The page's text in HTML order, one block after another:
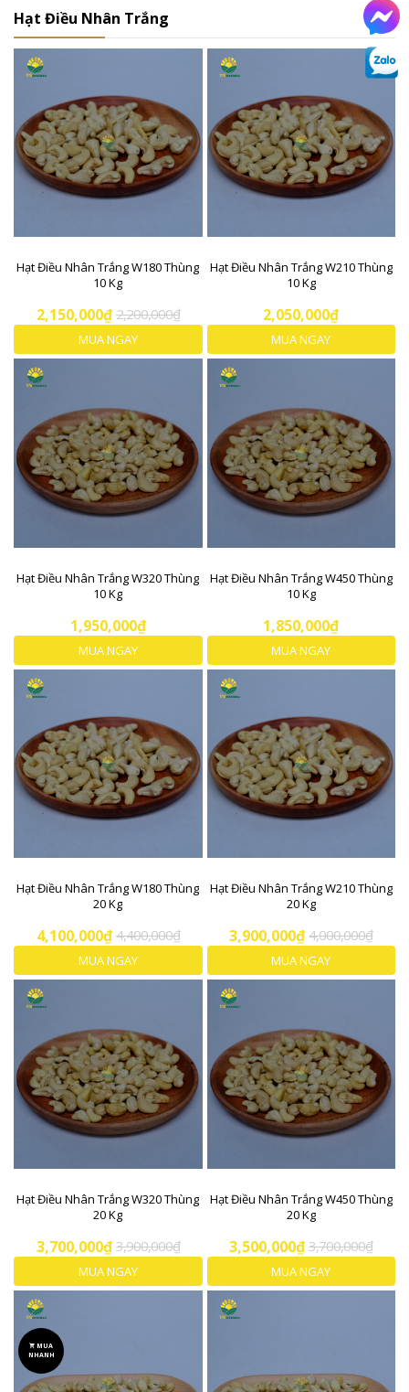
Hạt Điều Nhân Trắng
Hạt Điều Nhân Trắng W180 Thùng
10 Kg
2,150,000₫ 2,200,000₫
MUA NGAY
Hạt Điều Nhân Trắng W210 Thùng
10 Kg
2,050,000₫
MUA NGAY
Hạt Điều Nhân Trắng W320 Thùng
10 Kg
1,950,000₫
MUA NGAY
Hạt Điều Nhân Trắng W450 Thùng
10 Kg
1,850,000₫
MUA NGAY
Hạt Điều Nhân Trắng W180 Thùng
20 Kg
4,100,000₫ 4,400,000₫
MUA NGAY
Hạt Điều Nhân Trắng W210 Thùng
20 Kg
3,900,000₫ 4,000,000₫
MUA NGAY
Hạt Điều Nhân Trắng W320 Thùng
20 Kg
3,700,000₫ 3,900,000₫
MUA NGAY
Hạt Điều Nhân Trắng W450 Thùng
20 Kg
3,500,000₫ 3,700,000₫
MUA NGAY
MUA
NHANH